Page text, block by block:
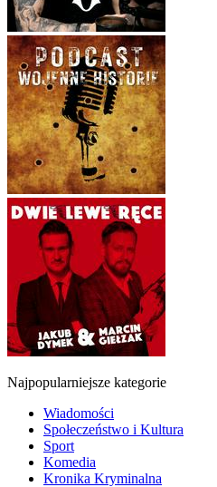
Najpopularniejsze kategorie
Wiadomości
Społeczeństwo i Kultura
Sport
Komedia
Kronika Kryminalna